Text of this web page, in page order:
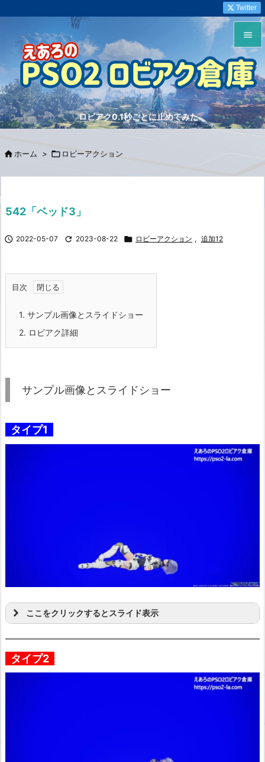
ロビアク0.1秒ごとに止めてみた


メニュ

サイド


Twitter
 ホーム >  ロビーアクション
542「ベッド3」
 2022-05-07  2023-08-22  ロビーアクション , 追加12
目次
1. サンプル画像とスライドショー
2. ロビアク詳細
サンプル画像とスライドショー
タイプ1
ここをクリックするとスライド表示
タイプ2